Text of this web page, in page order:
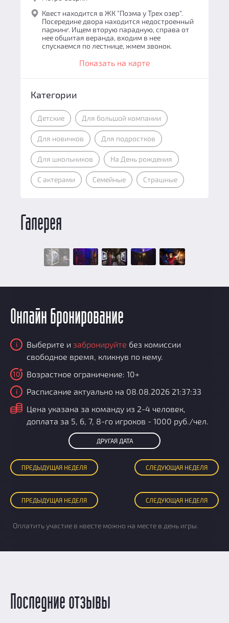
Квест находится в ЖК "Поэма у Трех озер".
Посередине двора находится недостроенный
паркинг. Ищем вторую парадную, справа от
нее обшитая веранда, входим в нее
спускаемся по лестнице, жмем звонок.
Показать на карте
Категории
Детские Для большой компании
Для новичков Для подростков
Для школьников На День рождения
С актерами Семейные Страшные
Галерея
Онлайн бронирование
i Выберите и забронируйте без комиссии
свободное время, кликнув по нему.
10 Возрастное ограничение: 10+
i Расписание актуально на 08.08.2026 21:37:33
i
Цена указана за команду из 2-4 человек,
доплата за 5, 6, 7, 8-го игроков - 1000 руб./чел.
ДРУГАЯ ДАТА
ПРЕДЫДУЩАЯ НЕДЕЛЯ СЛЕДУЮЩАЯ НЕДЕЛЯ
ПРЕДЫДУЩАЯ НЕДЕЛЯ СЛЕДУЮЩАЯ НЕДЕЛЯ
Оплатить участие в квесте можно на месте в день игры.
Последние отзывы